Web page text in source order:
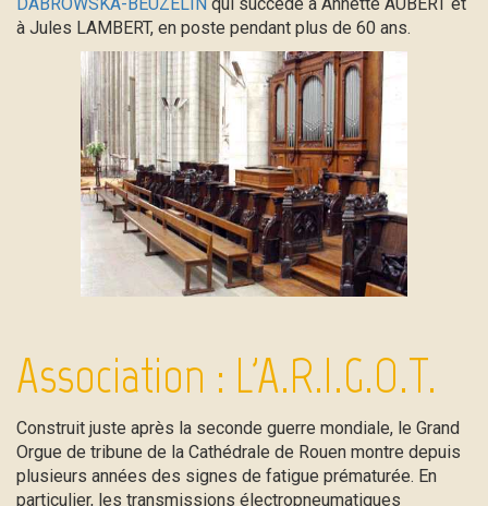
à Jules LAMBERT, en poste pendant plus de 60 ans.
Association : L'A.R.I.G.O.T.
Construit juste après la seconde guerre mondiale, le Grand
Orgue de tribune de la Cathédrale de Rouen montre depuis
plusieurs années des signes de fatigue prématurée. En
particulier, les transmissions électropneumatiques